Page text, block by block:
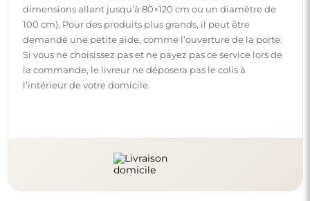
dimensions allant jusqu’à 80×120 cm ou un diamètre de
100 cm). Pour des produits plus grands, il peut être
demandé une petite aide, comme l’ouverture de la porte.
Si vous ne choisissez pas et ne payez pas ce service lors de
la commande, le livreur ne déposera pas le colis à
l’intérieur de votre domicile.